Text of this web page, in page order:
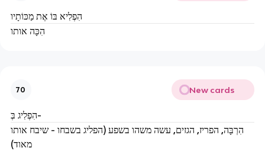
הִפְלִיא בּוֹ אֶת מַכּוֹתָיו
הִכָּה אותו
70 New cards
הִפְלִיג בְּ-
הִרְבָּה, הפריז, הגזים, עשה משהו בשפע (הפליג בשבחו - שיבח אותו
מאוד)